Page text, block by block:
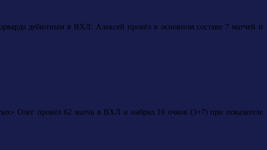
дебютным в ВХЛ: Алексей провёл в основном составе 7 матчей и
Олег провёл 62 матча в ВХЛ и набрал 10 очков (3+7) при показателе